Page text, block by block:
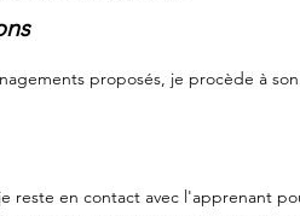
proposés, je procède à
reste en contact avec l'apprenant